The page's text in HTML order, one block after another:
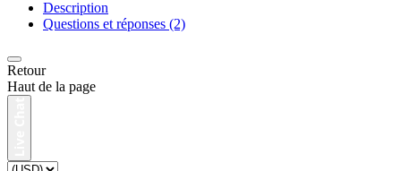
Description
Questions et réponses (2)
Retour
Haut de la page